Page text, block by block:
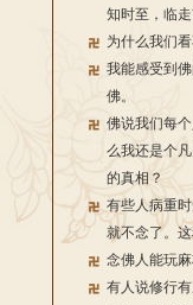
知时至，临走
为什么我们
我能感受到
佛。
佛说我们每
么我还是个
的真相？
有些人病重
就不念了。
念佛人能玩
有人说修行